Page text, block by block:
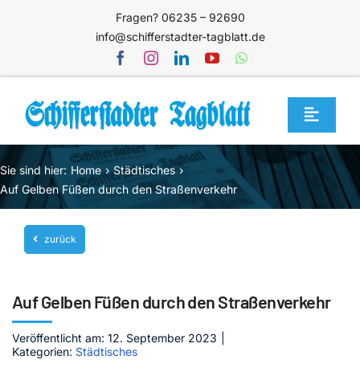
Fragen? 06235 – 92690
info@schifferstadter-tagblatt.de
Toggle
Home
Themen
Blog
Unternehmen
Mediathek
Jetzt abonnieren
Sie sind hier: Home
Städtisches
Auf Gelben Füßen durch den Straßenverkehr
zurück
Auf Gelben Füßen durch den Straßenverkehr
Veröffentlicht am: 12. September 2023
Kategorien: Städtisches